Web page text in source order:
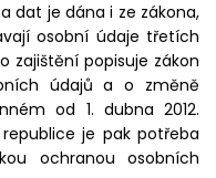
dat je dána i ze zákona,
osobní údaje třetích
zajištění popisuje zákon
údajů a o změně
od 1. dubna 2012.
je pak potřeba
ochranou osobních